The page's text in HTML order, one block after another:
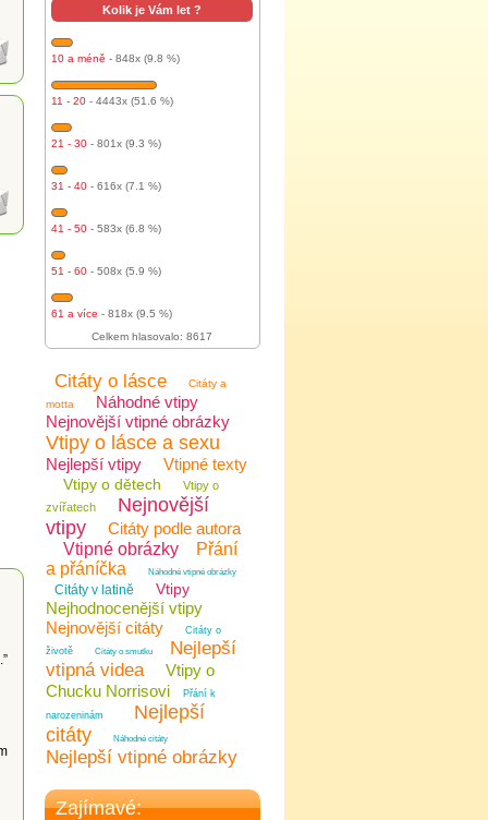
Kolik je Vám let ?
10 a méně - 848x (9.8 %)
11 - 20 - 4443x (51.6 %)
21 - 30 - 801x (9.3 %)
31 - 40 - 616x (7.1 %)
41 - 50 - 583x (6.8 %)
51 - 60 - 508x (5.9 %)
61 a více - 818x (9.5 %)
Celkem hlasovalo: 8617
Citáty o lásce
Citáty a
motta
Náhodné vtipy
Nejnovější vtipné obrázky
Vtipy o lásce a sexu
Nejlepší vtipy Vtipné texty
Vtipy o dětech
Vtipy o
zvířatech
Nejnovější
vtipy
Citáty podle autora
Vtipné obrázky
Přání
a přáníčka
Náhodné vtipné obrázky
Citáty v latině Vtipy
Nejhodnocenější vtipy
Nejnovější citáty
Citáty o
životě
Citáty o smutku
Nejlepší
vtipná videa
Vtipy o
Chucku Norrisovi
Přání k
narozeninám
Nejlepší
citáty
Náhodné citáty
Nejlepší vtipné obrázky
Zajímavé: